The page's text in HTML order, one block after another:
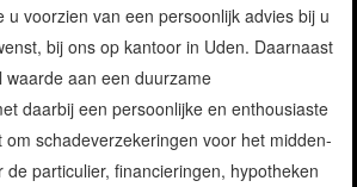
u voorzien van een persoonlijk advies bij u
bij ons op kantoor in Uden. Daarnaast
waarde aan een duurzame
daarbij een persoonlijke en enthousiaste
schadeverzekeringen voor het midden-
particulier, financieringen, hypotheken